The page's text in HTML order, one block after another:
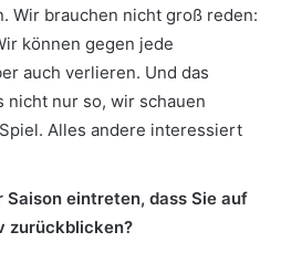
Wir brauchen nicht groß reden:
können gegen jede
auch verlieren. Und das
nicht nur so, wir schauen
Alles andere interessiert
Saison eintreten, dass Sie auf
zurückblicken?